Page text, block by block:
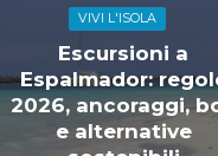
VIVI L'ISOLA
Escursioni a
Espalmador:
2026, ancoraggi,
e alternative